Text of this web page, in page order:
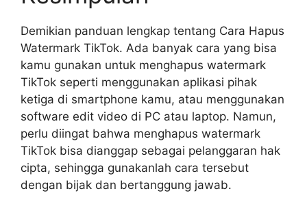
Demikian panduan lengkap tentang Cara Hapus
Watermark TikTok. Ada banyak cara yang bisa
kamu gunakan untuk menghapus watermark
TikTok seperti menggunakan aplikasi pihak
ketiga di smartphone kamu, atau menggunakan
software edit video di PC atau laptop. Namun,
perlu diingat bahwa menghapus watermark
TikTok bisa dianggap sebagai pelanggaran hak
cipta, sehingga gunakanlah cara tersebut
dengan bijak dan bertanggung jawab.